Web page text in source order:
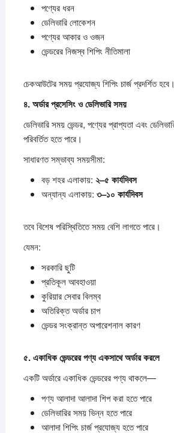
পণ্যের ধরন
ডেলিভারি লোকেশন
পণ্যের আকার ও ওজন
ভেন্ডরের নিজস্ব শিপিং নীতিমালা
চেকআউটের সময় প্রযোজ্য শিপিং চার্জ প্রদর্শিত হবে।
৪.অর্ডারপ্রসেসিংওডেলিভারিসময়
ডেলিভারি সময় ভেন্ডর, পণ্যের প্রাপ্যতা এবং
পরিবর্তিত হতে পারে।
সাধারণত সম্ভাব্য সময়সীমা:
বড় শহর এলাকায়: ২–৫কার্যদিবস
অন্যান্য এলাকায়: ৩–১০ কার্যদিবস
তবে বিশেষ পরিস্থিতিতে সময় বেশি লাগতে পারে।
যেমন:
সরকারি ছুটি
প্রতিকূল আবহাওয়া
কুরিয়ার সেবার বিলম্ব
অতিরিক্ত অর্ডার চাপ
ভেন্ডর সংক্রান্ত অপারেশনাল কারণ
৫.একাধিকভেন্ডরেরপণ্যএকসাথেঅর্ডারকরলে
একটি অর্ডারে একাধিক ভেন্ডরের পণ্য থাকলে—
পণ্য আলাদা আলাদা শিপ করা হতে পারে
ডেলিভারির সময় ভিন্ন হতে পারে
আলাদা শিপিং চার্জ প্রযোজ্য হতে পারে